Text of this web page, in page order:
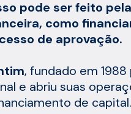
pode ser feito
como
de aprovação.
, fundado em
e abriu suas
de capital.